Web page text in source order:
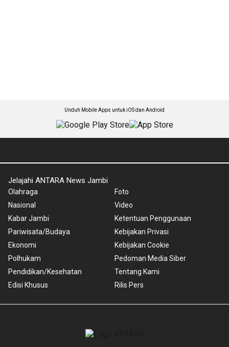
Unduh Mobile Apps untuk iOS dan Android
Jelajahi ANTARA News Jambi
Olahraga
Nasional
Kabar Jambi
Pariwisata/Budaya
Ekonomi
Polhukam
Pendidikan/Kesehatan
Edisi Khusus
Foto
Video
Ketentuan Penggunaan
Kebijakan Privasi
Kebijakan Cookie
Pedoman Media Siber
Tentang Kami
Rilis Pers